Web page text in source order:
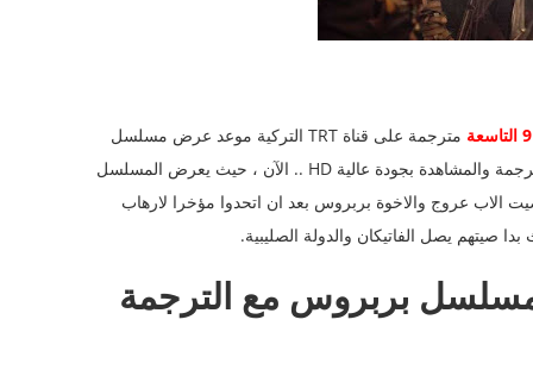
مترجمة على قناة TRT التركية موعد عرض مسلسل
بارباروس مسلسل بارباروس الحلقة 9 مترجمة الحلقة 9 مترجمة والمشاهدة بجودة عالية HD .. الآن ، حيث يعرض المسلسل
الاب عروج والاخوة بربروس بعد ان اتحدوا مؤخرا لارهاب
صيتهم يصل الفاتيكان والدولة الصليبية.